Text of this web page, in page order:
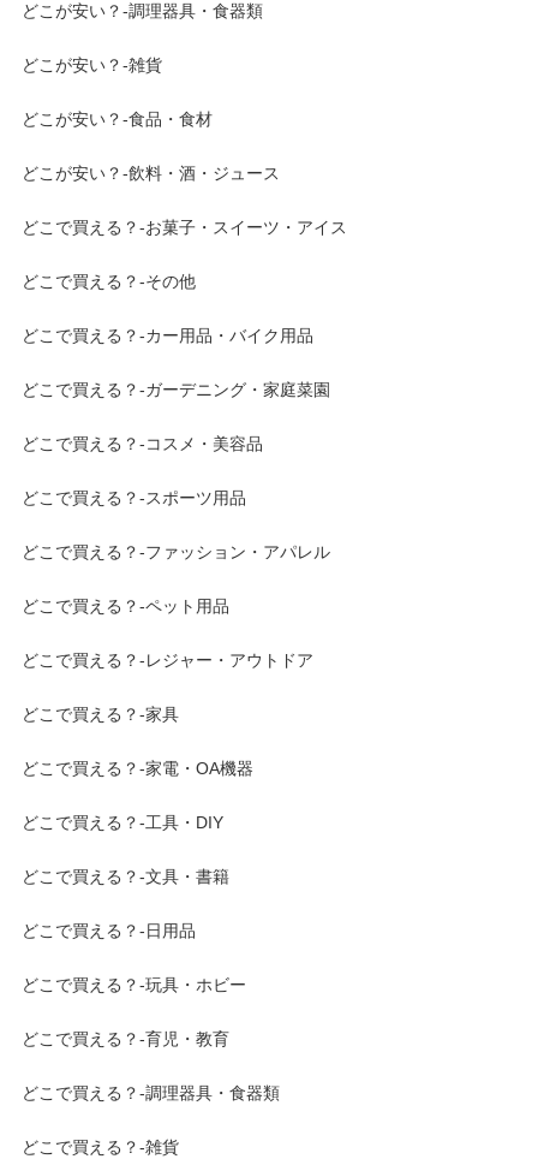
どこが安い？-調理器具・食器類
どこが安い？-雑貨
どこが安い？-食品・食材
どこが安い？-飲料・酒・ジュース
どこで買える？-お菓子・スイーツ・アイス
どこで買える？-その他
どこで買える？-カー用品・バイク用品
どこで買える？-ガーデニング・家庭菜園
どこで買える？-コスメ・美容品
どこで買える？-スポーツ用品
どこで買える？-ファッション・アパレル
どこで買える？-ペット用品
どこで買える？-レジャー・アウトドア
どこで買える？-家具
どこで買える？-家電・OA機器
どこで買える？-工具・DIY
どこで買える？-文具・書籍
どこで買える？-日用品
どこで買える？-玩具・ホビー
どこで買える？-育児・教育
どこで買える？-調理器具・食器類
どこで買える？-雑貨